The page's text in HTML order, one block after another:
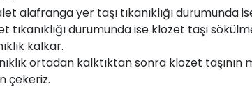
alafranga yer taşı tıkanıklığı durumunda
tıkanıklığı durumunda ise klozet taşı
kalkar.
ortadan kalktıktan sonra klozet
çekeriz.